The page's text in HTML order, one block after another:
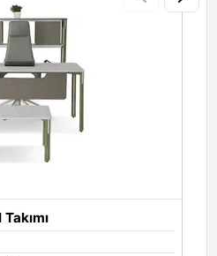
Ve Atlas
Beyaz